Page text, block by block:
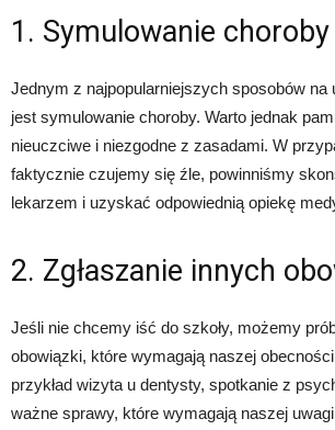
1. Symulowanie choroby
Jednym z najpopularniejszych sposobów na
jest symulowanie choroby. Warto jednak
nieuczciwe i niezgodne z zasadami. W
faktycznie czujemy się źle, powinniśmy
lekarzem i uzyskać odpowiednią opiekę
2. Zgłaszanie innych
Jeśli nie chcemy iść do szkoły, możemy
obowiązki, które wymagają naszej
przykład wizyta u dentysty, spotkanie z
ważne sprawy, które wymagają naszej